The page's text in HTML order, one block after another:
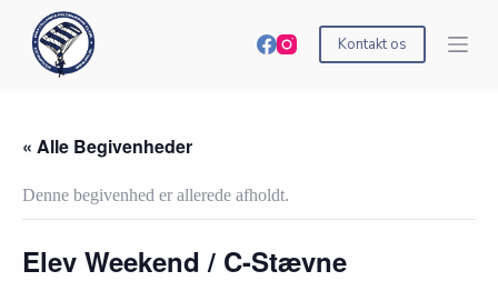
c
t
e
Kontakt os
« Alle Begivenheder
Denne begivenhed er allerede afholdt.
Elev Weekend / C-Stævne